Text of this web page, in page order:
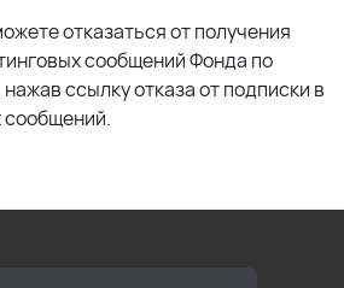
отказаться от получения
сообщений Фонда по
ссылку отказа от подписки в
сообщений.